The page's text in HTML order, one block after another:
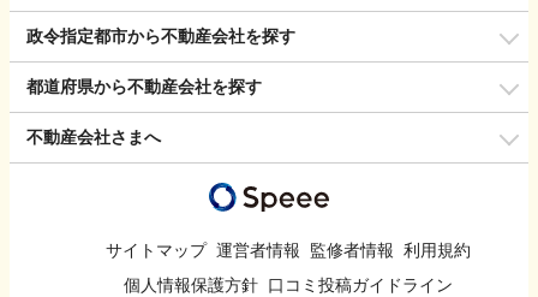
政令指定都市から不動産会社を探す
都道府県から不動産会社を探す
不動産会社さまへ
サイトマップ 運営者情報 監修者情報 利用規約
個人情報保護方針 口コミ投稿ガイドライン